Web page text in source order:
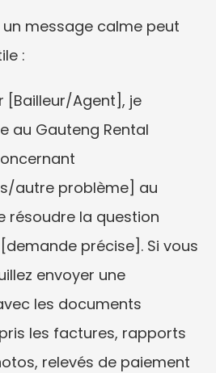
message calme peut
:
[Bailleur/Agent], je
au Gauteng Rental
autre problème] au
résoudre la question
précise]. Si vous
envoyer une
les documents
les factures, rapports
relevés de paiement